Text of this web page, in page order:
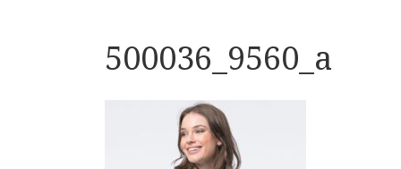
500036_9560_a